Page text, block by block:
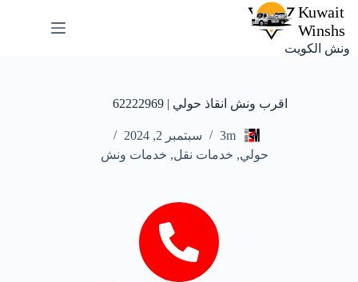
ونش الكويت
اقرب ونش انقاذ حولي | 62222969
3m
سبتمبر 2, 2024
حولي, خدمات نقل, خدمات ونش